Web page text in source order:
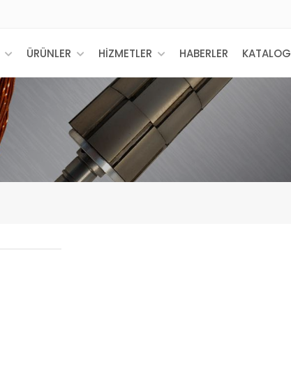
ÜRÜNLER HİZMETLER HABERLER KATALOG